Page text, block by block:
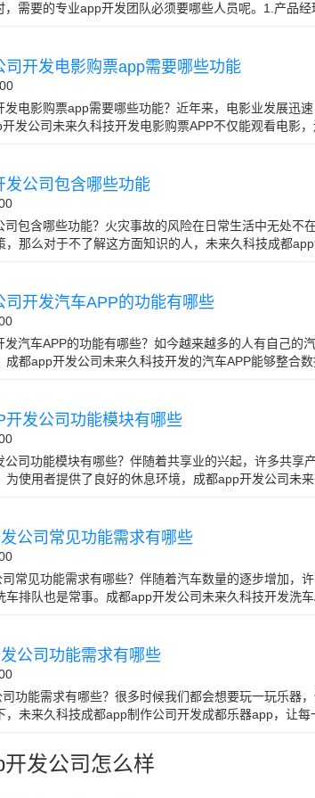
，需要的专业app开发团队必须要哪些人员呢。1.产品经
司开发电影购票app需要哪些功能
发电影购票app需要哪些功能？近年来，电影业发展迅
发公司未来久科技开发电影购票APP不仅能观看电影，
发公司包含哪些功能
司包含哪些功能？火灾事故的风险在日常生活中无处不
，那么对于不了解这方面知识的人，未来久科技成都app
司开发汽车APP的功能有哪些
发汽车APP的功能有哪些？如今越来越多的人有自己的
都app开发公司未来久科技开发的汽车APP能够整合数
开发公司功能模块有哪些
公司功能模块有哪些？伴随着共享业的兴起，许多共享
为使用者提供了良好的休息环境，成都app开发公司未来
公司常见功能需求有哪些
常见功能需求有哪些？伴随着汽车数量的逐步增加，
排队也是常事。成都app开发公司未来久科技开发洗车
公司功能需求有哪些
功能需求有哪些？很多时候我们都会想要玩一玩乐器
，未来久科技成都app制作公司开发成都乐器app，让每
发公司怎么样